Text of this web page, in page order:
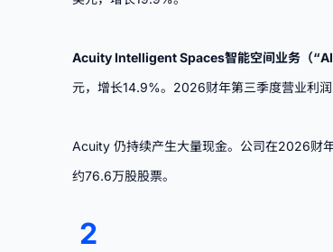
Acuity Intelligent Spaces智能空间业务（
元，增长14.9%。2026财年第三季度营业利
Acuity 仍持续产生大量现金。公司在2026财
约76.6万股股票。
2